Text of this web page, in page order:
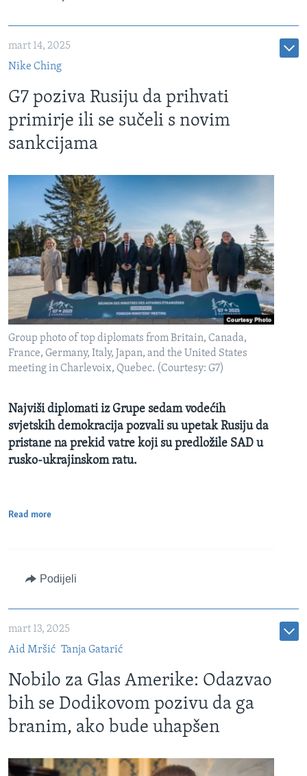
mart 14, 2025
Nike Ching
G7 poziva Rusiju da prihvati
primirje ili se sučeli s novim
sankcijama
Group photo of top diplomats from Britain, Canada,
France, Germany, Italy, Japan, and the United States
meeting in Charlevoix, Quebec. (Courtesy: G7)
Najviši diplomati iz Grupe sedam vodećih
svjetskih demokracija pozvali su upetak Rusiju da
pristane na prekid vatre koji su predložile SAD u
rusko-ukrajinskom ratu.
Read more
Podijeli
mart 13, 2025
Aid Mršić Tanja Gatarić
Nobilo za Glas Amerike: Odazvao
bih se Dodikovom pozivu da ga
branim, ako bude uhapšen